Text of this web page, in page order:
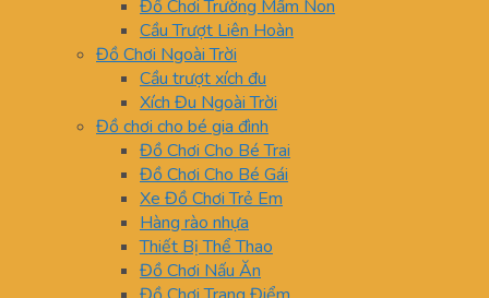
Đồ Chơi Trường Mầm Non
Cầu Trượt Liên Hoàn
Đồ Chơi Ngoài Trời
Cầu trượt xích đu
Xích Đu Ngoài Trời
Đồ chơi cho bé gia đình
Đồ Chơi Cho Bé Trai
Đồ Chơi Cho Bé Gái
Xe Đồ Chơi Trẻ Em
Hàng rào nhựa
Thiết Bị Thể Thao
Đồ Chơi Nấu Ăn